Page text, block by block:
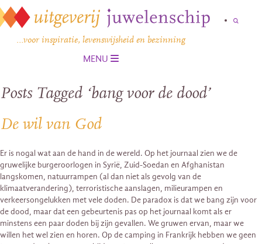
…voor inspiratie, levenswijsheid en bezinning
MENU
Posts Tagged ‘bang voor de dood’
De wil van God
Er is nogal wat aan de hand in de wereld. Op het journaal zien we de
gruwelijke burgeroorlogen in Syrië, Zuid-Soedan en Afghanistan
langskomen, natuurrampen (al dan niet als gevolg van de
klimaatverandering), terroristische aanslagen, milieurampen en
verkeersongelukken met vele doden. De paradox is dat we bang zijn voor
de dood, maar dat een gebeurtenis pas op het journaal komt als er
minstens een paar doden bij zijn gevallen. We gruwen ervan, maar we
willen het wel zien en horen. Op de camping in Frankrijk hebben we geen